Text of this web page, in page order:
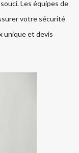
Les équipes de
votre sécurité
unique et devis